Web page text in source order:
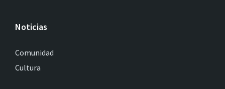
Noticias
Comunidad
Cultura